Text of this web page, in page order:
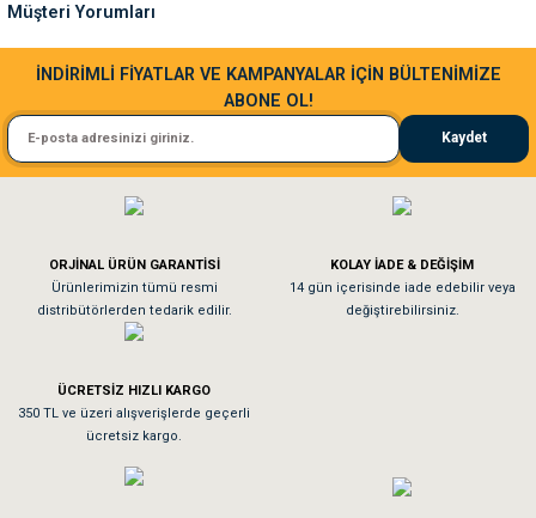
Bu ürüne benzer farklı alternatifler olmalı.
Gönder
Müşteri Yorumları
Sa**** Ta******
Kedim taze mamaya bayıldı kargo fimrasın da bir sorun yaşadım ve arkadaşlar
El**** Ek******
Köpeğim bayıldı hediyeler için teşekkürler
As**** Tu******
Tavşanım kafesinin kalitesine ve paketlemesine bayıldım
Sa**** On******
İNDİRİMLİ FİYATLAR VE KAMPANYALAR İÇİN BÜLTENİMİZE
ABONE OL!
Kaydet
ORJİNAL ÜRÜN GARANTİSİ
Ürünlerimizin tümü resmi
distribütörlerden tedarik edilir.
KOLAY İADE & DEĞİŞİM
14 gün içerisinde iade edebilir veya
değiştirebilirsiniz.
ÜCRETSİZ HIZLI KARGO
350 TL ve üzeri alışverişlerde geçerli
ücretsiz kargo.